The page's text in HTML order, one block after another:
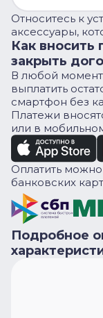
Относитесь к
аксессуары,
Как
закрыть
В любой
выплатить
смартфон без
Платежи
или в
Оплатить
банковских
Подробное